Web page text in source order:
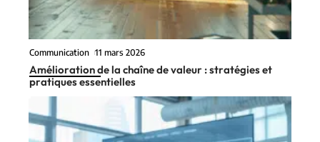
Communication 11 mars 2026
Amélioration de la chaîne de valeur : stratégies et
pratiques essentielles